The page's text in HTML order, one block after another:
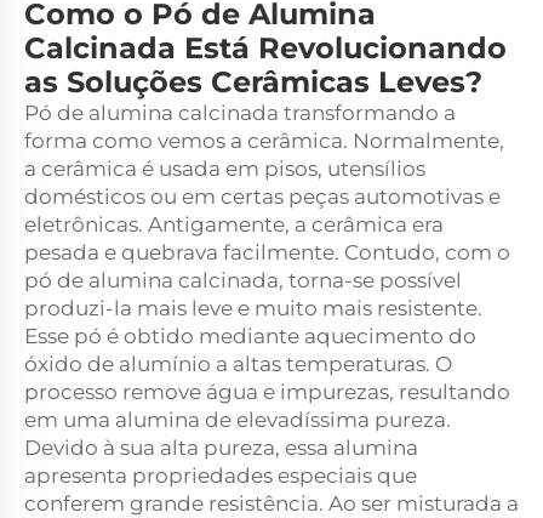
Como o Pó de Alumina
Calcinada Está Revolucionando
as Soluções Cerâmicas Leves?
Pó de alumina calcinada transformando a
forma como vemos a cerâmica. Normalmente,
a cerâmica é usada em pisos, utensílios
domésticos ou em certas peças automotivas e
eletrônicas. Antigamente, a cerâmica era
pesada e quebrava facilmente. Contudo, com o
pó de alumina calcinada, torna-se possível
produzi-la mais leve e muito mais resistente.
Esse pó é obtido mediante aquecimento do
óxido de alumínio a altas temperaturas. O
processo remove água e impurezas, resultando
em uma alumina de elevadíssima pureza.
Devido à sua alta pureza, essa alumina
apresenta propriedades especiais que
conferem grande resistência. Ao ser misturada a